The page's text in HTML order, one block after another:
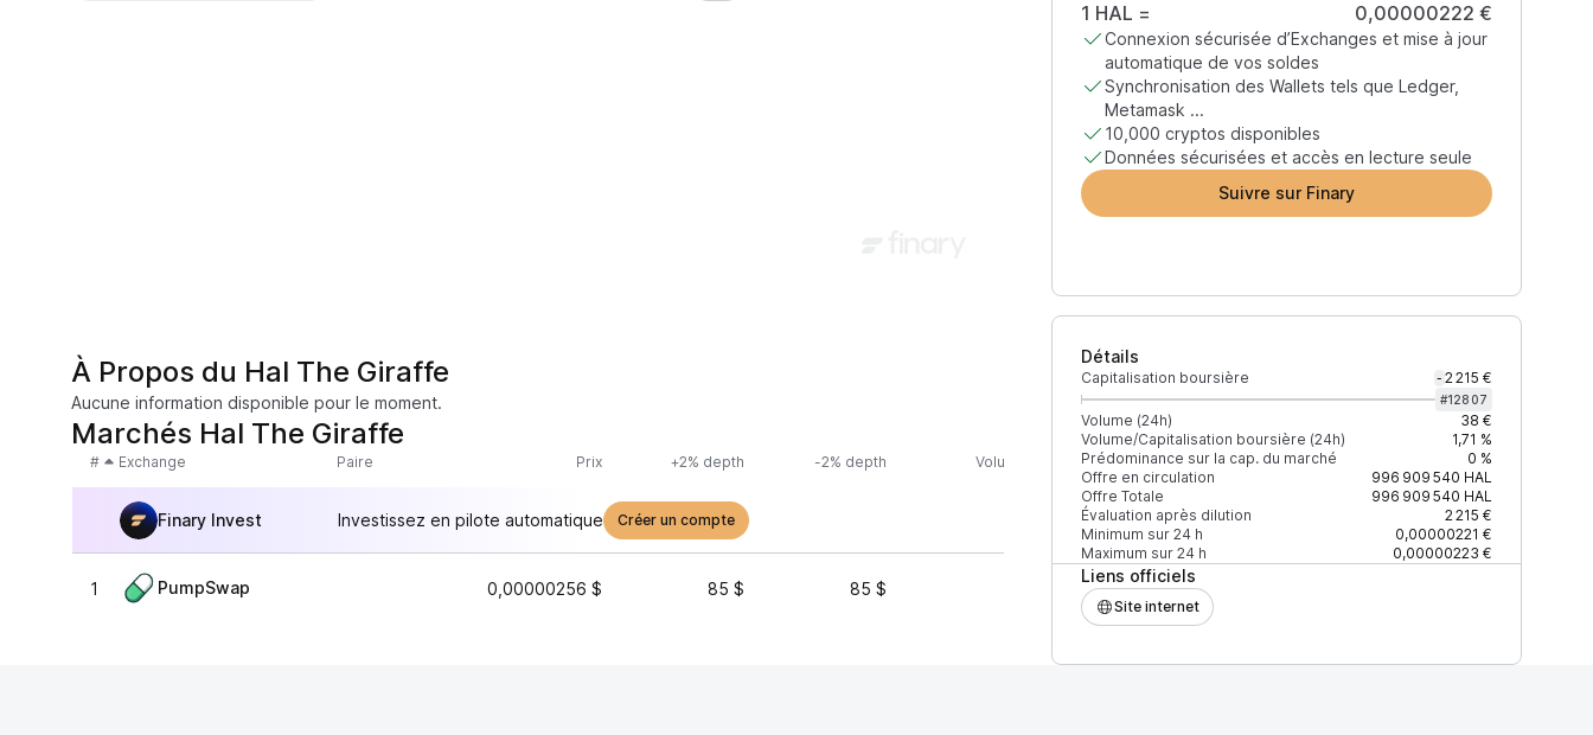
1 HAL = 0,00000222 €
Connexion sécurisée d’Exchanges et mise à jour
automatique de vos soldes
Synchronisation des Wallets tels que Ledger,
Metamask ...
10,000 cryptos disponibles
Données sécurisées et accès en lecture seule
Suivre sur Finary
Détails
Capitalisation boursière - 2 215 €
#12807
Volume (24h)
38 €
Volume/Capitalisation boursière (24h)
1,71 %
Prédominance sur la cap. du marché
0 %
Offre en circulation
996 909 540 HAL
Offre Totale
996 909 540 HAL
Évaluation après dilution
2 215 €
Minimum sur 24 h
0,00000221 €
Maximum sur 24 h
0,00000223 €
Liens officiels
Site internet
À Propos du Hal The Giraffe
Aucune information disponible pour le moment.
Marchés Hal The Giraffe
# Exchange Paire Prix +2% depth -2% depth Volume (24h) % du volume Confiance Mis à jour
Finary Invest Investissez en pilote automatique Créer un compte
1 PumpSwap 0,00000256 $ 85 $ 85 $ 100 %